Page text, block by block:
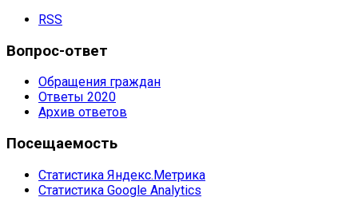
RSS
Вопрос-ответ
Обращения граждан
Ответы 2020
Архив ответов
Посещаемость
Статистика Яндекс.Метрика
Статистика Google Analytics